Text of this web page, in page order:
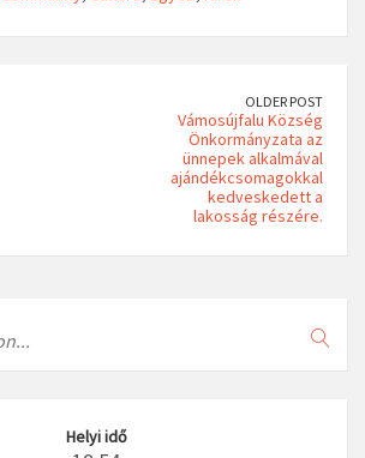
OLDER POST
Vámosújfalu Község
Önkormányzata az
ünnepek alkalmával
ajándékcsomagokkal
kedveskedett a
lakosság részére.
Helyi idő